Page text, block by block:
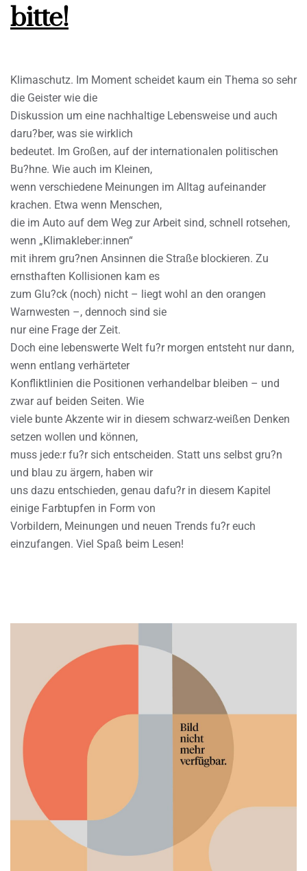
bitte!
Klimaschutz. Im Moment scheidet kaum ein Thema so sehr
die Geister wie die
Diskussion um eine nachhaltige Lebensweise und auch
daru?ber, was sie wirklich
bedeutet. Im Großen, auf der internationalen politischen
Bu?hne. Wie auch im Kleinen,
wenn verschiedene Meinungen im Alltag aufeinander
krachen. Etwa wenn Menschen,
die im Auto auf dem Weg zur Arbeit sind, schnell rotsehen,
wenn „Klimakleber:innen“
mit ihrem gru?nen Ansinnen die Straße blockieren. Zu
ernsthaften Kollisionen kam es
zum Glu?ck (noch) nicht – liegt wohl an den orangen
Warnwesten –, dennoch sind sie
nur eine Frage der Zeit.
Doch eine lebenswerte Welt fu?r morgen entsteht nur dann,
wenn entlang verhärteter
Konfliktlinien die Positionen verhandelbar bleiben – und
zwar auf beiden Seiten. Wie
viele bunte Akzente wir in diesem schwarz-weißen Denken
setzen wollen und können,
muss jede:r fu?r sich entscheiden. Statt uns selbst gru?n
und blau zu ärgern, haben wir
uns dazu entschieden, genau dafu?r in diesem Kapitel
einige Farbtupfen in Form von
Vorbildern, Meinungen und neuen Trends fu?r euch
einzufangen. Viel Spaß beim Lesen!